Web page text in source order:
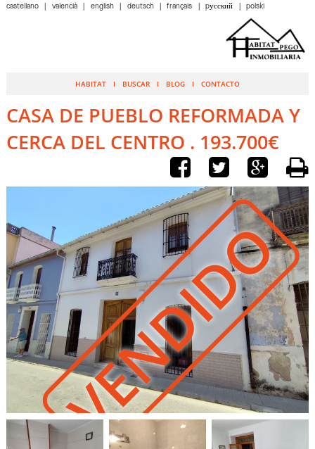
HABITAT BUSCAR BLOG CONTACTO
castellano valencià english deutsch français pусский polski
CASA DE PUEBLO REFORMADA Y
CERCA DEL CENTRO . 193.700€
VENDIDO